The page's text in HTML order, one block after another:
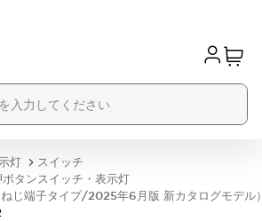
灯
スイッチ
タンスイッチ・表示灯
じ端子タイプ/2025年6月版 新カタログモデル